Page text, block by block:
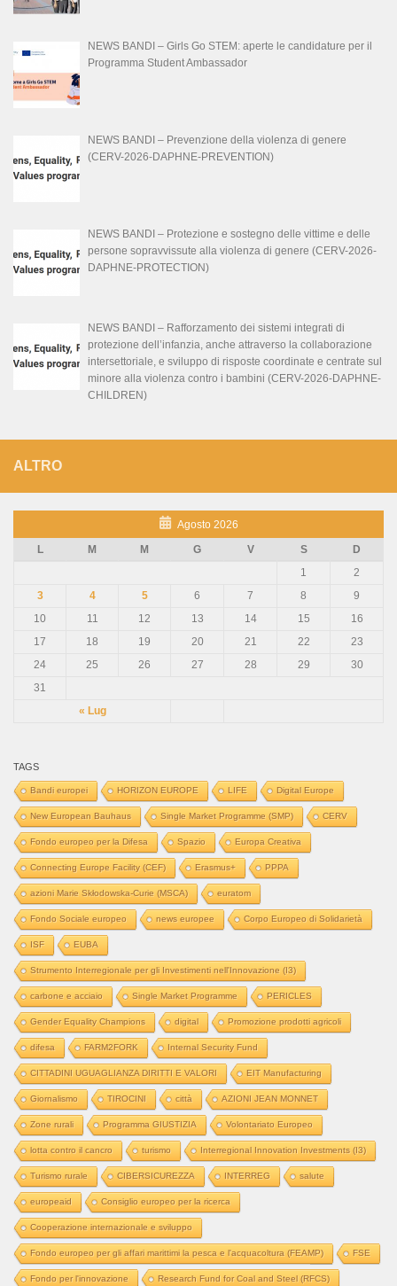
NEWS BANDI – Girls Go STEM: aperte le candidature per il
Programma Student Ambassador
NEWS BANDI – Prevenzione della violenza di genere
(CERV-2026-DAPHNE-PREVENTION)
NEWS BANDI – Protezione e sostegno delle vittime e delle
persone sopravvissute alla violenza di genere (CERV-2026-
DAPHNE-PROTECTION)
NEWS BANDI – Rafforzamento dei sistemi integrati di
protezione dell’infanzia, anche attraverso la collaborazione
intersettoriale, e sviluppo di risposte coordinate e centrate sul
minore alla violenza contro i bambini (CERV-2026-DAPHNE-
CHILDREN)
ALTRO
Agosto 2026
L
M M G V S D
« Lug
1
2
3
4 5 6 7 8
9
10
11 12 13 14 15
16
17
18 19 20 21 22
23
24
25 26 27 28 29
30
31
TAGS
Bandi europei HORIZON EUROPE LIFE Digital Europe
New European Bauhaus Single Market Programme (SMP) CERV
Fondo europeo per la Difesa Spazio Europa Creativa
Connecting Europe Facility (CEF) Erasmus+ PPPA
azioni Marie Skłodowska-Curie (MSCA) euratom
Fondo Sociale europeo news europee Corpo Europeo di Solidarietà
ISF EUBA
Strumento Interregionale per gli Investimenti nell'Innovazione (I3)
carbone e acciaio Single Market Programme PERICLES
Gender Equality Champions digital Promozione prodotti agricoli
difesa FARM2FORK Internal Security Fund
CITTADINI UGUAGLIANZA DIRITTI E VALORI EIT Manufacturing
Giornalismo TIROCINI città AZIONI JEAN MONNET
Zone rurali Programma GIUSTIZIA Volontariato Europeo
lotta contro il cancro turismo Interregional Innovation Investments (I3)
Turismo rurale CIBERSICUREZZA INTERREG salute
europeaid Consiglio europeo per la ricerca
Cooperazione internazionale e sviluppo
Fondo europeo per gli affari marittimi la pesca e l'acquacoltura (FEAMP) FSE
Fondo per l'innovazione Research Fund for Coal and Steel (RFCS)